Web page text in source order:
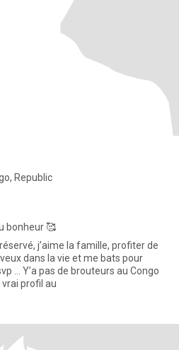
Republic
bonheur 🥰
j’aime la famille, profiter de
dans la vie et me bats pour
profil au